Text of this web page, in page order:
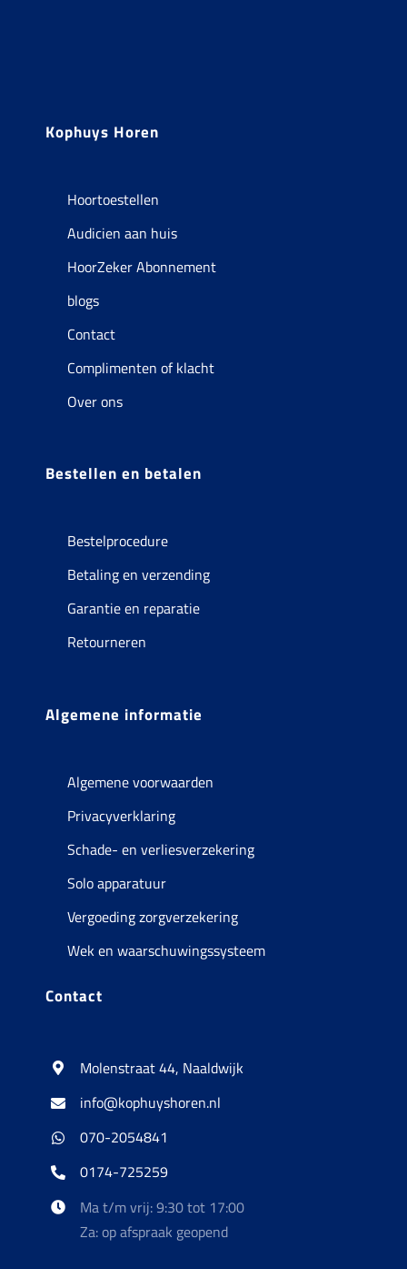
Kophuys Horen
Hoortoestellen
Audicien aan huis
HoorZeker Abonnement
blogs
Contact
Complimenten of klacht
Over ons
Bestellen en betalen
Bestelprocedure
Betaling en verzending
Garantie en reparatie
Retourneren
Algemene informatie
Algemene voorwaarden
Privacyverklaring
Schade- en verliesverzekering
Solo apparatuur
Vergoeding zorgverzekering
Wek en waarschuwingssysteem
Contact
Molenstraat 44, Naaldwijk
info@kophuyshoren.nl
070-2054841
0174-725259
Ma t/m vrij: 9:30 tot 17:00
Za: op afspraak geopend